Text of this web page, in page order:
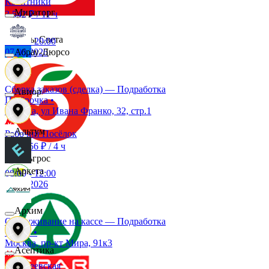
Дары Света
Детский мир
Звезда
Зельгрос
Зенден
Инканто
Мираторг
Абрау-Дюрсо
Авиор
Альтум
Аркета
Архим
Асептика
3 542 ₽/11 ч
08:00 -20:00
07.08.2026
Сборка заказов (сделка) — Подработка
Пятёрочка•
Москва, ул Ивана Франко, 32, стр.1
Рабочий Посёлок
до 5 256 ₽ /4 ч
08:00-12:00
07.08.2026
Обслуживание на кассе — Подработка
СПАР•
Москва, пр-кт Мира, 91к3
Алексеевская